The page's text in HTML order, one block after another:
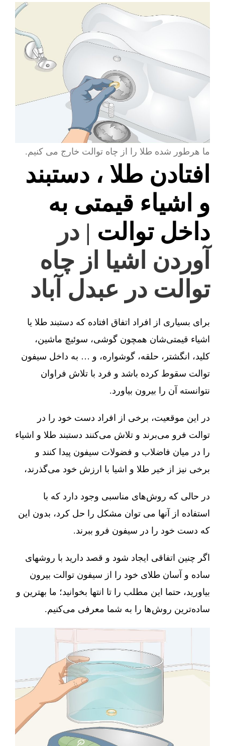
ما هرطور شده طلا را از چاه توالت خارج می کنیم.
افتادن طلا ، دستبند
و اشیاء قیمتی به
داخل توالت | در
آوردن اشیا از چاه
توالت در عبدل آباد
برای بسیاری از افراد اتفاق افتاده که دستبند طلا یا
اشیاء قیمتی‌شان همچون گوشی، سوئیچ ماشین،
کلید، انگشتر، حلقه، گوشواره، و … به داخل سیفون
توالت سقوط کرده باشد و فرد با تلاش فراوان
نتوانسته آن را بیرون بیاورد.
در این موقعیت، برخی از افراد دست خود را در
توالت فرو می‌برند و تلاش می‌کنند دستبند طلا و اشیاء
را در میان فاضلاب و فضولات سیفون پیدا کنند و
برخی نیز از خیر طلا و اشیا با ارزش خود می‌گذرند،
در حالی که روش‌های مناسبی وجود دارد که با
استفاده از آنها می توان مشکل را حل کرد، بدون این
که دست خود را در سیفون فرو ببرند.
اگر چنین اتفاقی ایجاد شود و قصد دارید با روشهای
ساده و آسان طلای خود را از سیفون توالت بیرون
بیاورید، حتما این مطلب را تا انتها بخوانید؛ ما بهترین و
ساده‌ترین روش‌ها را به شما معرفی می‌کنیم.